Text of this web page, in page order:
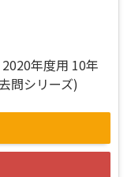
年度用 10年
問シリーズ)